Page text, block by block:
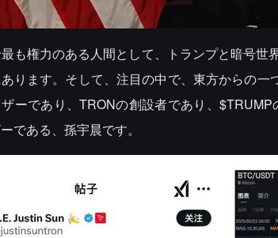
も権力のある人間として、トランプと暗号
ります。そして、注目の中で、東方からの
ーであり、TRONの創設者であり、
である、孫宇晨です。